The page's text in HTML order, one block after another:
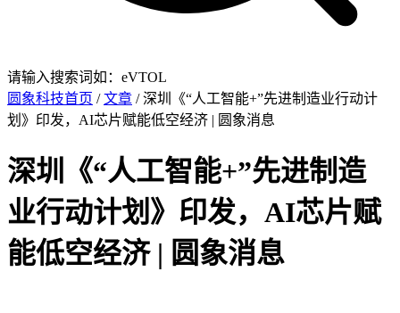
请输入搜索词如：eVTOL
圆象科技首页 /文章 / 深圳《“人工智能+”先进制造业行动计
划》印发，AI芯片赋能低空经济 | 圆象消息
深圳《“人工智能+”先进制造
业行动计划》印发，AI芯片赋
能低空经济 | 圆象消息